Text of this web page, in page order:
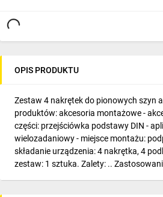
OPIS PRODUKTU
Zestaw 4 nakrętek do pionowych szyn
produktów: akcesoria montażowe -
części: przejściówka podstawy DIN -
wielozadaniowy - miejsce montażu:
składanie urządzenia: 4 nakrętka, 4
zestaw: 1 sztuka. Zalety: ..